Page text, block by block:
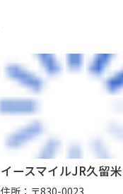
イースマイルJR久留
住所：〒830-0023